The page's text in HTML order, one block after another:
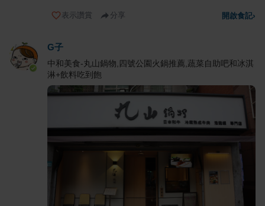
表示讚賞 分享 開啟食記›
G子
中和美食-丸山鍋物,四號公園火鍋推薦,蔬菜自助吧和冰淇
淋+飲料吃到飽